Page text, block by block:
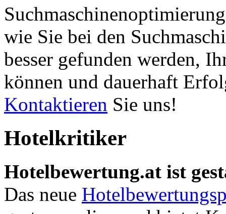
wie Sie bei den
besser gefunden werden,
können und dauerhaft
Kontaktieren Sie uns!
Hotelkritiker
Hotelbewertung.at ist
Das neue